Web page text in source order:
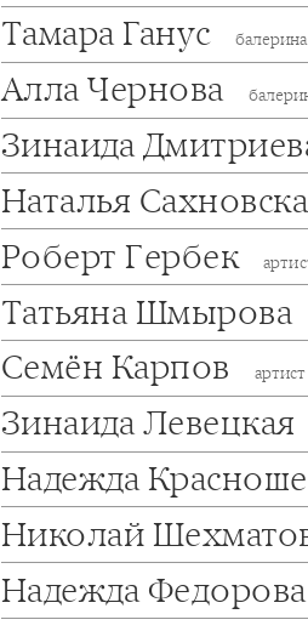
Тамара Ганус балерина
Алла Чернова
Зинаида
Наталья
Роберт Гербек
Татьяна Шмырова
Семён Карпов
Зинаида Левецкая
Надежда
Николай
Надежда Федорова